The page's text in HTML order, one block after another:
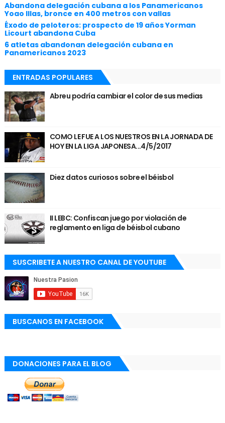
Abandona delegación cubana a los Panamericanos
Yoao Illas, bronce en 400 metros con vallas
Éxodo de peloteros: prospecto de 19 años Yorman
Licourt abandona Cuba
6 atletas abandonan delegación cubana en
Panamericanos 2023
ENTRADAS POPULARES
Abreu podría cambiar el color de sus medias
COMO LE FUE A LOS NUESTROS EN LA JORNADA DE
HOY EN LA LIGA JAPONESA...4/5/2017
Diez datos curiosos sobre el béisbol
II LEBC: Confiscan juego por violación de
reglamento en liga de béisbol cubano
SUSCRIBETE A NUESTRO CANAL DE YOUTUBE
BUSCANOS EN FACEBOOK
DONACIONES PARA EL BLOG